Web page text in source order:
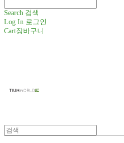
Search 검색
Log In 로그인
Cart장바구니